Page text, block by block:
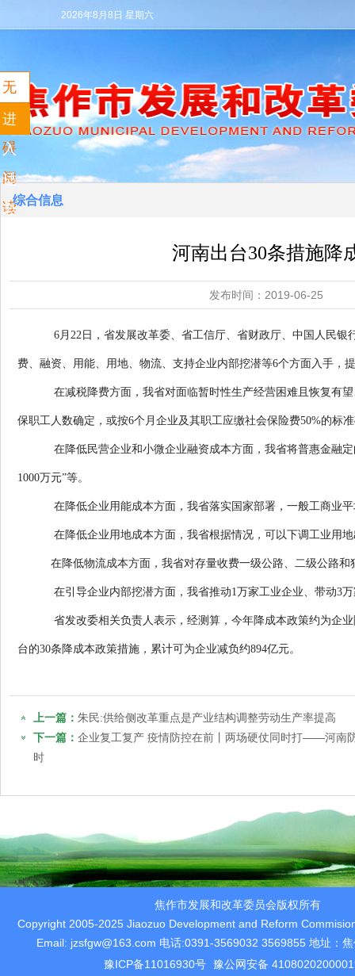
2026年8月8日 星期六
无
障
碍
阅
读
进
入
适
老
综合信息
河南出台30条措施降
发布时间：2019-
6月22日，省发展改革委、省工信厅、省财政厅、中国人民银
费、融资、用能、用地、物流、支持企业内部挖潜等6个方面入手，
在减税降费方面，我省对面临暂时性生产经营困难且恢复有
保职工人数确定，或按6个月企业及其职工应缴社会保险费50%的标
在降低民营企业和小微企业融资成本方面，我省将普惠金融
1000万元”等。
在降低企业用能成本方面，我省落实国家部署，一般工商业平
在降低企业用地成本方面，我省根据情况，可以下调工业用
在降低物流成本方面，我省对存量收费一级公路、二级公路
在引导企业内部挖潜方面，我省推动1万家工业企业、带动3
省发改委相关负责人表示，经测算，今年降成本政策约为企业
台的30条降成本政策措施，累计可为企业减负约894亿元。
上一篇： 朱民:供给侧改革重点是产业结构调整劳动生产率提高
下一篇： 企业复工复产 疫情防控在前丨两场硬仗同时打——河南
时
焦作市发展和改革委员会版权所有
Copyright 2005-2025 Jiaozuo Development and Reform
Email: jzsfgw@163.com 电话:0391-3569032 3569855 地址：
豫ICP备11016930号 豫公网安备